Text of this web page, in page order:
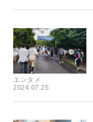
エンタメ
2024.07.25